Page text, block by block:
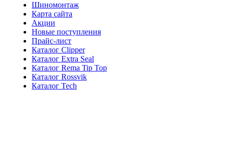
Шиномонтаж
Карта сайта
Акции
Новые поступления
Прайс-лист
Каталог Clipper
Каталог Extra Seal
Каталог Rema Tip Top
Каталог Rossvik
Каталог Tech